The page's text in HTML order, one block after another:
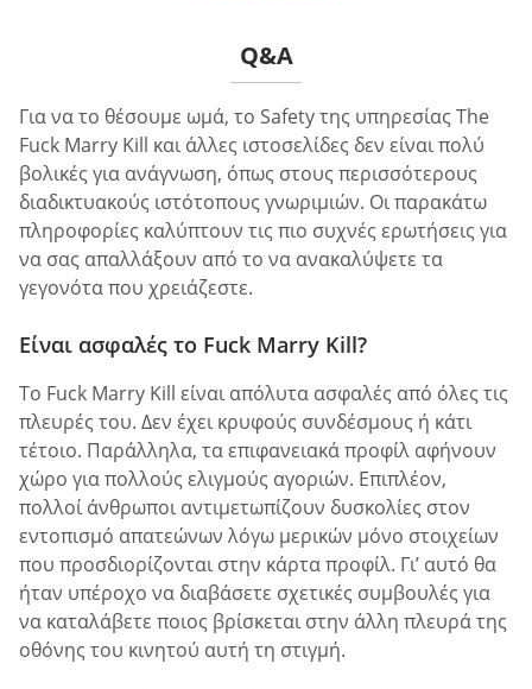
Q&A
Για να το θέσουμε ωμά, το Safety της υπηρεσίας The
Fuck Marry Kill και άλλες ιστοσελίδες δεν είναι πολύ
βολικές για ανάγνωση, όπως στους περισσότερους
διαδικτυακούς ιστότοπους γνωριμιών. Οι παρακάτω
πληροφορίες καλύπτουν τις πιο συχνές ερωτήσεις για
να σας απαλλάξουν από το να ανακαλύψετε τα
γεγονότα που χρειάζεστε.
Είναι ασφαλές το Fuck Marry Kill?
Το Fuck Marry Kill είναι απόλυτα ασφαλές από όλες τις
πλευρές του. Δεν έχει κρυφούς συνδέσμους ή κάτι
τέτοιο. Παράλληλα, τα επιφανειακά προφίλ αφήνουν
χώρο για πολλούς ελιγμούς αγοριών. Επιπλέον,
πολλοί άνθρωποι αντιμετωπίζουν δυσκολίες στον
εντοπισμό απατεώνων λόγω μερικών μόνο στοιχείων
που προσδιορίζονται στην κάρτα προφίλ. Γι’ αυτό θα
ήταν υπέροχο να διαβάσετε σχετικές συμβουλές για
να καταλάβετε ποιος βρίσκεται στην άλλη πλευρά της
οθόνης του κινητού αυτή τη στιγμή.